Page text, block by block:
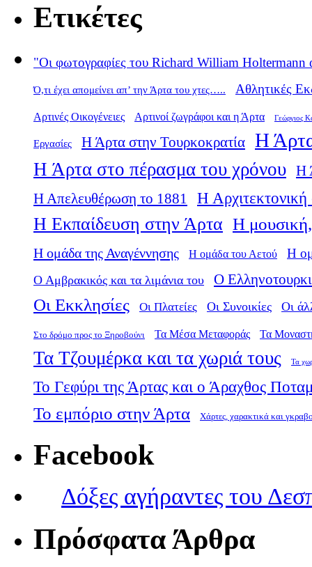
Ετικέτες
"Οι φωτογραφίες του Richard William Holtermann
Ό,τι έχει απομείνει απ’ την Άρτα του χτες….. Αθλητικές
Αρτινές Οικογένειες Αρτινοί ζωγράφοι και η Άρτα Γεώργιος
Εργασίες Η Άρτα στην Τουρκοκρατία Η
Η Άρτα στο πέρασμα του χρόνου Η
Η Απελευθέρωση το 1881
Η
Η Εκπαίδευση στην Άρτα Η μουσική,
Η ομάδα της Αναγέννησης Η ομάδα του Αετού Η
Ο Αμβρακικός και τα λιμάνια του Ο
Οι Εκκλησίες Οι Πλατείες Οι Συνοικίες Οι
Στο δρόμο προς το Ξηροβούνι Τα Μέσα Μεταφοράς Τα
Τα Τζουμέρκα και τα χωριά τους Τα
Το Γεφύρι της Άρτας και ο Άραχθος
Το εμπόριο στην Άρτα Χάρτες, χαρακτικά και
Facebook
Δόξες αγήραντες του
Πρόσφατα Άρθρα